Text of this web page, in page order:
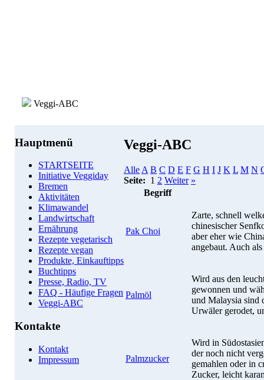
Veggi-ABC
Hauptmenü
STARTSEITE
Initiative Veggiday
Bremen
Aktivitäten
Klimawandel
Landwirtschaft
Ernährung
Rezepte vegetarisch
Rezepte vegan
Produkte, Einkauftipps
Buchtipps
Presse, Radio, TV
FAQ - Häufige Fragen
Veggi-ABC
Kontakte
Kontakt
Impressum
Veggi-ABC
Alle A B C D E F G H I J K L M N
Seite: 1 2 Weiter »
Begriff
Pak Choi
Zarte, schnell
chinesischer
aber eher wie
angebaut. Auch
Palmöl
Wird aus den
gewonnen und
und Malaysia sind
Urwäler gerodet,
Palmzucker
Wird in
der noch nicht
gemahlen oder in
Zucker, leicht